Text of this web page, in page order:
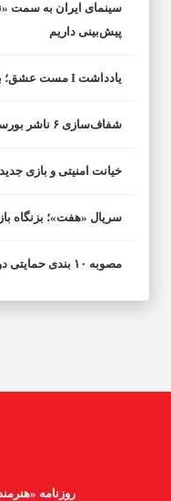
سینمای ایران به سمت
پیش‌بینی داریم
یادداشت I مست عشق؛ بازآفرینی جهانی پیام مولانا و شمس
شفاف‌سازی ۶ ناشر بورسی در سامانه کدال
خیانت امنیتی و بازی
سریال «هفت»؛ بزنگاه
مصوبه ۱۰ بندی حمایتی دولت از بورس به لایحه بودجه پیوست شد
روزنامه